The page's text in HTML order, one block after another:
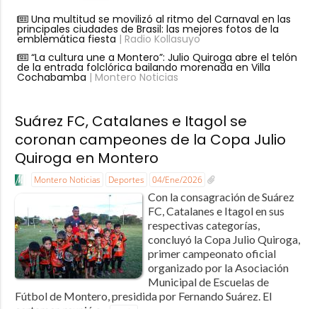
Una multitud se movilizó al ritmo del Carnaval en las
principales ciudades de Brasil: las mejores fotos de la
emblemática fiesta | Radio Kollasuyo
“La cultura une a Montero”: Julio Quiroga abre el telón
de la entrada folclórica bailando morenada en Villa
Cochabamba | Montero Noticias
Suárez FC, Catalanes e Itagol se
coronan campeones de la Copa Julio
Quiroga en Montero
Montero Noticias Deportes 04/Ene/2026
Con la consagración de Suárez
FC, Catalanes e Itagol en sus
respectivas categorías,
concluyó la Copa Julio Quiroga,
primer campeonato oficial
organizado por la Asociación
Municipal de Escuelas de
Fútbol de Montero, presidida por Fernando Suárez. El